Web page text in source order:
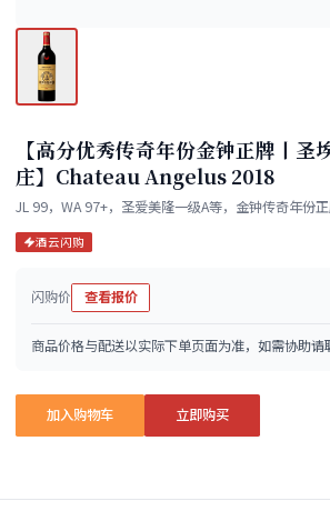
【高分优秀传奇年份金钟正牌丨圣
庄】Chateau Angelus 2018
JL 99，WA 97+，圣爱美隆一级A等，金钟传奇年份正
酒云闪购
闪购价 查看报价
商品价格与配送以实际下单页面为准，如需协助请
加入购物车 立即购买